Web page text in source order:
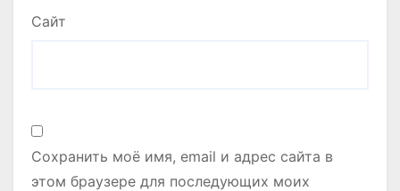
Сайт
Сохранить моё имя, email и адрес сайта в
этом браузере для последующих моих